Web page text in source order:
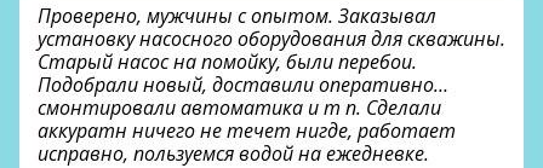
Проверено, мужчины с опытом. Заказывал
установку насосного оборудования для скважины.
Старый насос на помойку, были перебои.
Подобрали новый, доставили оперативно…
смонтировали автоматика и т п. Сделали
аккуратн ничего не течет нигде, работает
исправно, пользуемся водой на ежедневке.